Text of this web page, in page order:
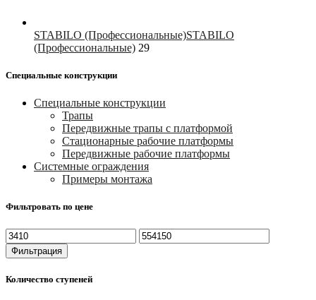
STABILO (Профессиональные)STABILO
(Профессиональные) 29
Специальные конструкции
Специальные конструкции
Трапы
Передвижные трапы с платформой
Стационарные рабочие платформы
Передвижные рабочие платформы
Системные ограждения
Примеры монтажа
Фильтровать по цене
Минимальная
цена
Максимальная
цена
Фильтрация
Количество ступеней